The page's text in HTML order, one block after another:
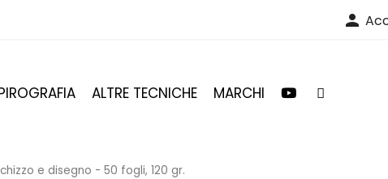
person
ALTRE TECNICHE MARCHI
e disegno - 50 fogli, 120 gr.